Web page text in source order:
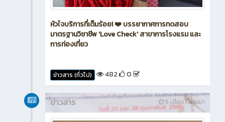
หัวใจบริการที่เต็มร้อย! ❤️ บรรยากาศการทดสอบ
มาตรฐานวิชาชีพ 'Love Check' สาขาการโรงแรม และ
การท่องเที่ยว
ข่าวสาร (ทั่วไป) 482 0
5 เดือน ที่ผ่านมา
ข่าวสาร